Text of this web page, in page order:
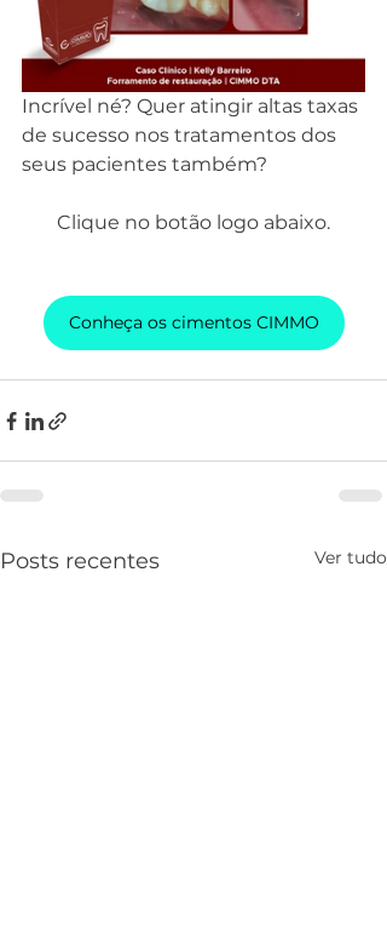
Incrível né? Quer atingir altas taxas
de sucesso nos tratamentos dos
seus pacientes também?
Clique no botão logo abaixo.
Conheça os cimentos CIMMO
Posts recentes Ver tudo